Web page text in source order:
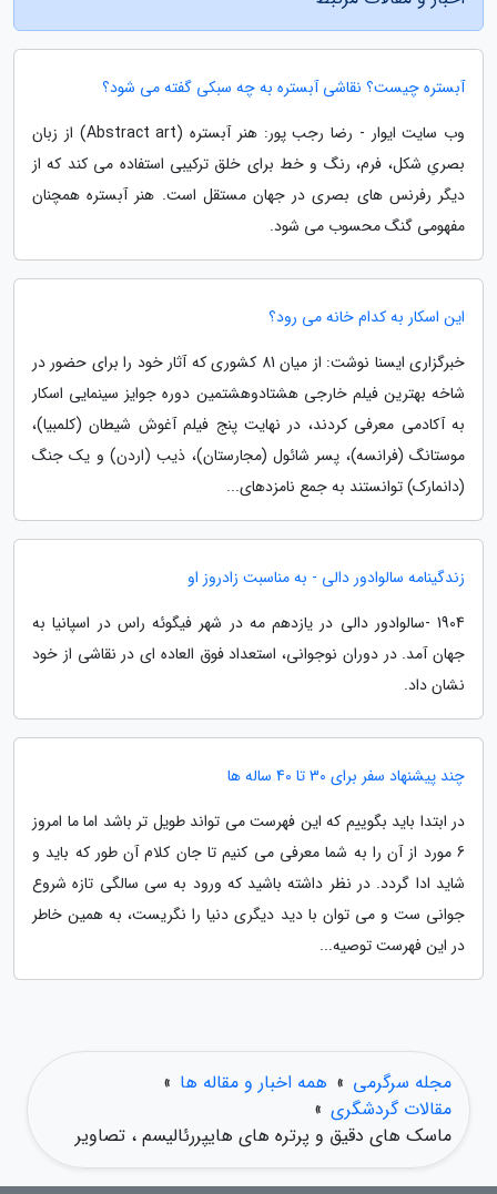
آبستره چیست؟ نقاشی آبستره به چه سبکی گفته می شود؟
وب سایت ایوار - رضا رجب پور: هنر آبستره (Abstract art) از زبان
بصریِ شکل، فرم، رنگ و خط برای خلق ترکیبی استفاده می کند که از
دیگر رفرنس های بصری در جهان مستقل است. هنر آبستره همچنان
مفهومی گنگ محسوب می شود.
این اسکار به کدام خانه می رود؟
خبرگزاری ایسنا نوشت: از میان 81 کشوری که آثار خود را برای حضور در
شاخه بهترین فیلم خارجی هشتادوهشتمین دوره جوایز سینمایی اسکار
به آکادمی معرفی کردند، در نهایت پنج فیلم آغوش شیطان (کلمبیا)،
موستانگ (فرانسه)، پسر شائول (مجارستان)، ذیب (اردن) و یک جنگ
(دانمارک) توانستند به جمع نامزدهای...
زندگینامه سالوادور دالی - به مناسبت زادروز او
1904 -سالوادور دالی در یازدهم مه در شهر فیگوئه راس در اسپانیا به
جهان آمد. در دوران نوجوانی، استعداد فوق العاده ای در نقاشی از خود
نشان داد.
چند پیشنهاد سفر برای 30 تا 40 ساله ها
در ابتدا باید بگوییم که این فهرست می تواند طویل تر باشد اما ما امروز
6 مورد از آن را به شما معرفی می کنیم تا جان کلام آن طور که باید و
شاید ادا گردد. در نظر داشته باشید که ورود به سی سالگی تازه شروع
جوانی ست و می توان با دید دیگری دنیا را نگریست، به همین خاطر
در این فهرست توصیه...
مجله سرگرمی » همه اخبار و مقاله ها »
مقالات گردشگری »
ماسک های دقیق و پرتره های هایپررئالیسم ، تصاویر